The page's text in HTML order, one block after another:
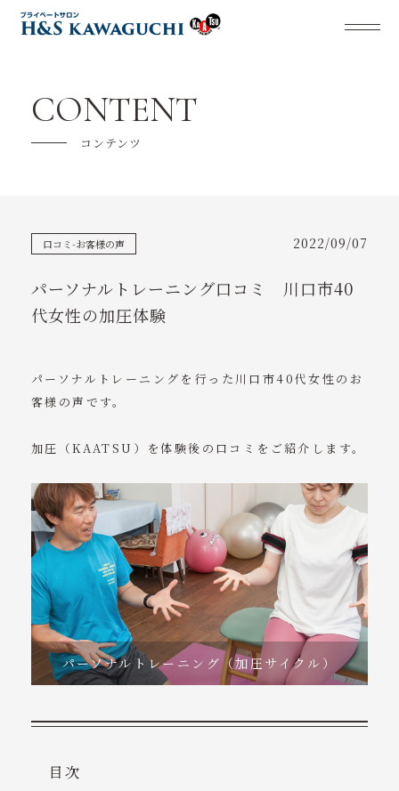
よくある質問
パーソナルトレーナー紹介
ニュース
ご予約・お問い合わせ
tel. 048-494-8088
受付時間 9:00～18:00
（定休日 日曜・祝日）
CONTENT
コンテンツ
口コミ-お客様の声 2022/09/07
パーソナルトレーニング口コミ 川口市40
代女性の加圧体験
パーソナルトレーニングを行った川口市40代女性のお
客様の声です。
加圧（KAATSU）を体験後の口コミをご紹介します。
パーソナルトレーニング（加圧サイクル）
目次